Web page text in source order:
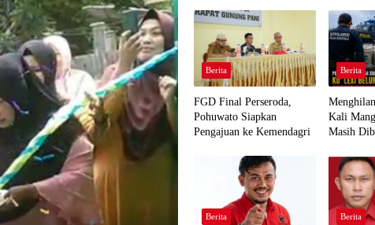
Berita
FGD Final Perseroda,
Pohuwato Siapkan
Pengajuan ke Kemendagri
Berita
Kali
Masih
Berita Berita